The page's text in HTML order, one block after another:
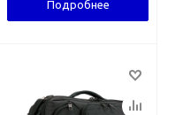
Подробнее